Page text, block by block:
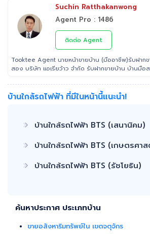
ตั้งแต่การประเมินราคา ถ่ายรูป/ทำการตลาด/โฆษณาผ่
เชื่อ จนไปถึงขั้นตอนการโอนฯกรรมสิทธิ์ รับฝากขายเพื่อให้ลูกค้าขายบ้าน
ขายที่ดิน และอสังหาริมทรัพย์ทุกประเภทได้ โดยทีมงา
ท่าน ที่มีประสบการณ์ด้านอสังหาริมทรัพย์ มากกว่า 25 ปี ครอบคลุมทั่วพื้นที่
กรุงเทพฯ ปริมณฑล โดยมีพันธมิตรธนาคารหลายแห่ง และทีมนิติกรรมของ
กรมที่ดินทุกพื้นที่ ไร้กังวลเรื่องการโอนกรรมสิทธิ์
Suchin Ratthakanwong
Agent Pro : 1486
ติดต่อ Agent
Tooktee Agent นายหน้าขายบ้าน (มืออาชีพ)รับฝาก
สอง บริษัท แอเรียว้าว จำกัด รับฝากขายบ้าน บ้านมือส
ตั้งแต่การประเมินราคา ถ่ายรูป/ทำการตลาด/โฆษณา
เชื่อ จนไปถึงขั้นตอนการโอนฯกรรมสิทธิ์ รับฝากขายเพื่อให้ลูกค้าขายบ้าน
กรุงเทพฯ ปริมณฑล โดยมีพันธมิตรธนาคารหลายแห่ง และทีมนิติกรรมของ
กรมที่ดินทุกพื้นที่ ไร้กังวลเรื่องการโอนกรรมสิทธิ์
บ้านใกล้รถไฟฟ้า ที่มีในหน้านี้แนะนำ!
บ้านใกล้รถไฟฟ้า BTS (เสนานิคม)
บ้านใกล้รถไฟฟ้า BTS (เกษตรศา
บ้านใกล้รถไฟฟ้า BTS (รัชโยธิน)
ค้นหาประกาศ ประเภทบ้าน
ขายอสังหาริมทรัพย์ใน เขตจตุจักร